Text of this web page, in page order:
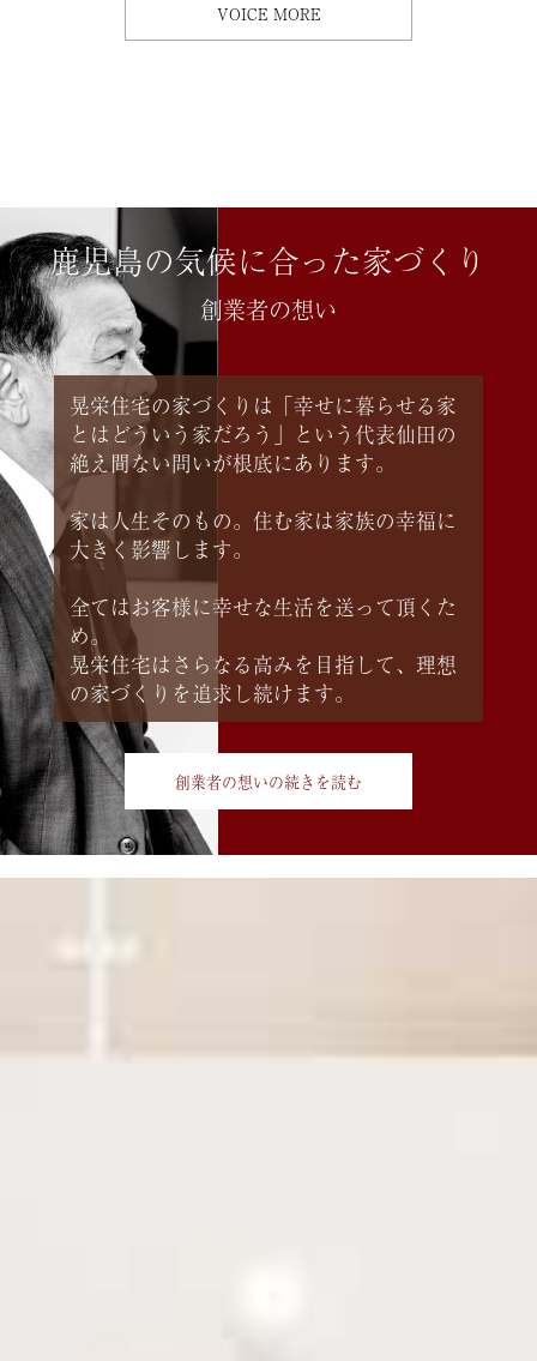
VOICE MORE
鹿児島の気候に合った家づくり
創業者の想い
晃栄住宅の家づくりは「幸せに暮らせる家
とはどういう家だろう」という代表仙田の
絶え間ない問いが根底にあります。
家は人生そのもの。住む家は家族の幸福に
大きく影響します。
全てはお客様に幸せな生活を送って頂くた
め。
晃栄住宅はさらなる高みを目指して、理想
の家づくりを追求し続けます。
創業者の想いの続きを読む